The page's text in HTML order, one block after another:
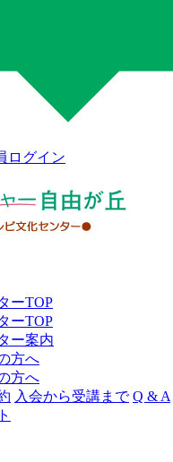
ログイン
ャ
ーTOP
ーTOP
ー案内
方へ
方へ
入会から受講まで Q & A